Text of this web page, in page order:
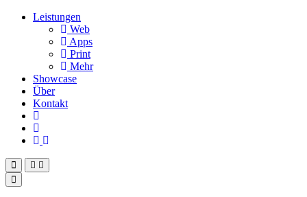
Leistungen
Web
Apps
Print
Mehr
Showcase
Über
Kontakt